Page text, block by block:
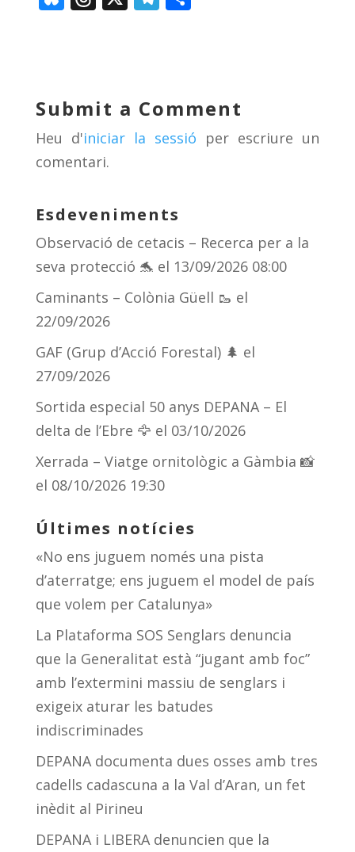
y d
s
a
m
ar
te
ix
Submit a Comment
Heu d'iniciar la sessió per escriure un
comentari.
Esdeveniments
Observació de cetacis – Recerca per a la
seva protecció 🐬 el 13/09/2026 08:00
Caminants – Colònia Güell 🥾 el
22/09/2026
GAF (Grup d’Acció Forestal) 🌲 el
27/09/2026
Sortida especial 50 anys DEPANA – El
delta de l’Ebre 🦅 el 03/10/2026
Xerrada – Viatge ornitològic a Gàmbia 📸
el 08/10/2026 19:30
Últimes notícies
«No ens juguem només una pista
d’aterratge; ens juguem el model de país
que volem per Catalunya»
La Plataforma SOS Senglars denuncia
que la Generalitat està “jugant amb foc”
amb l’extermini massiu de senglars i
exigeix aturar les batudes
indiscriminades
DEPANA documenta dues osses amb tres
cadells cadascuna a la Val d’Aran, un fet
inèdit al Pirineu
DEPANA i LIBERA denuncien que la